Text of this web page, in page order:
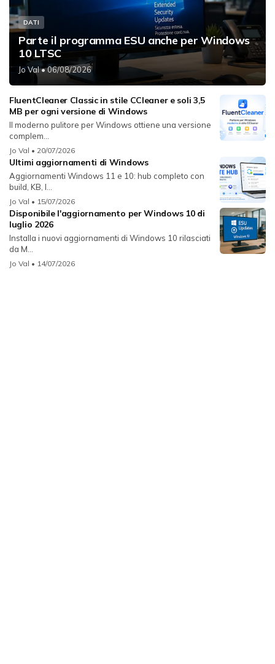
DATI
Parte il programma ESU anche per Windows
10 LTSC
Jo Val• 06/08/2026
FluentCleaner Classic in stile CCleaner e soli 3,5
MB per ogni versione di Windows
Il moderno pulitore per Windows ottiene una versione
complem...
Jo Val • 20/07/2026
Ultimi aggiornamenti di Windows
Aggiornamenti Windows 11 e 10: hub completo con
build, KB, l...
Jo Val • 15/07/2026
Disponibile l'aggiornamento per Windows 10 di
luglio 2026
Installa i nuovi aggiornamenti di Windows 10 rilasciati
da M...
Jo Val • 14/07/2026